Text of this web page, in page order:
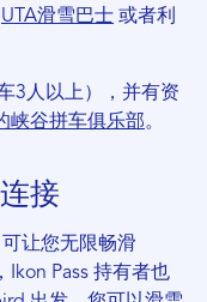
UTA滑雪巴士 或者利
3人以上），并有资
峡谷拼车俱乐部。
接
让您无限畅滑
Pass 持有者也